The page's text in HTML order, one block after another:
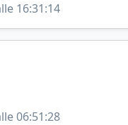
16:31:14
06:51:28